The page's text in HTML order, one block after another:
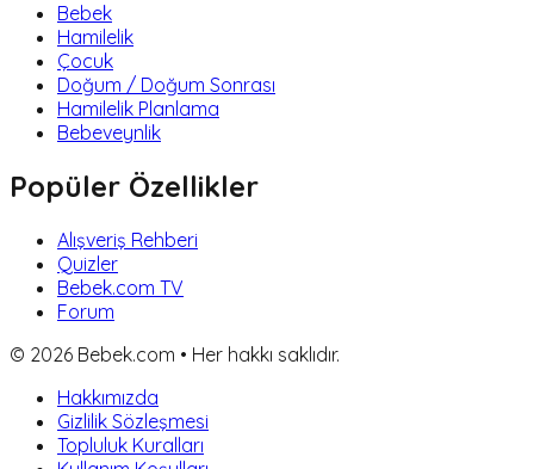
Bebek
Hamilelik
Çocuk
Doğum / Doğum Sonrası
Hamilelik Planlama
Bebeveynlik
Popüler Özellikler
Alışveriş Rehberi
Quizler
Bebek.com TV
Forum
© 2026 Bebek.com • Her hakkı saklıdır.
Hakkımızda
Gizlilik Sözleşmesi
Topluluk Kuralları